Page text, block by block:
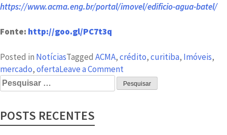
https://www.acma.eng.br/portal/imovel/edificio-agua-batel/
Fonte: http://goo.gl/PC7t3q
Posted in NotíciasTagged ACMA,crédito,curitiba, Imóveis,
mercado,ofertaLeave a Comment
Caixa
facilita
Pesquisar
por:
POSTS RECENTES